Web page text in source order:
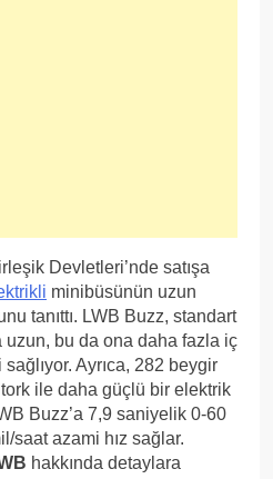
Devletleri’nde satışa
minibüsünün uzun
tanıttı. LWB Buzz, standart
bu da ona daha fazla iç
Ayrıca, 282 beygir
ile daha güçlü bir elektrik
Buzz’a 7,9 saniyelik 0-60
saat azami hız sağlar.
hakkında detaylara